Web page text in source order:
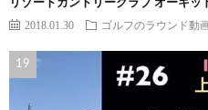
リゾートカントリークラブ オーキッ
2018.01.30 ゴルフのラウンド動